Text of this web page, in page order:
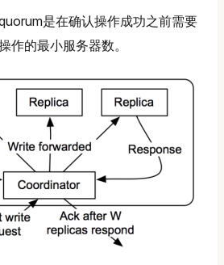
是在确认操作成功之前需要
作的最小服务器数。